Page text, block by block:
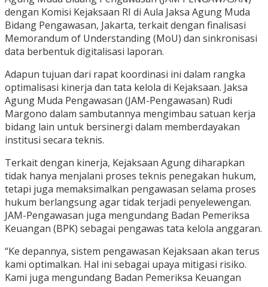
dengan Komisi Kejaksaan RI di Aula Jaksa Agung Muda
Bidang Pengawasan, Jakarta, terkait dengan finalisasi
Memorandum of Understanding (MoU) dan sinkronisasi
data berbentuk digitalisasi laporan.
Adapun tujuan dari rapat koordinasi ini dalam rangka
optimalisasi kinerja dan tata kelola di Kejaksaan. Jaksa
Agung Muda Pengawasan (JAM-Pengawasan) Rudi
Margono dalam sambutannya mengimbau satuan kerja
bidang lain untuk bersinergi dalam memberdayakan
institusi secara teknis.
Terkait dengan kinerja, Kejaksaan Agung diharapkan
tidak hanya menjalani proses teknis penegakan hukum,
tetapi juga memaksimalkan pengawasan selama proses
hukum berlangsung agar tidak terjadi penyelewengan.
JAM-Pengawasan juga mengundang Badan Pemeriksa
Keuangan (BPK) sebagai pengawas tata kelola anggaran.
“Ke depannya, sistem pengawasan Kejaksaan akan terus
kami optimalkan. Hal ini sebagai upaya mitigasi risiko.
Kami juga mengundang Badan Pemeriksa Keuangan